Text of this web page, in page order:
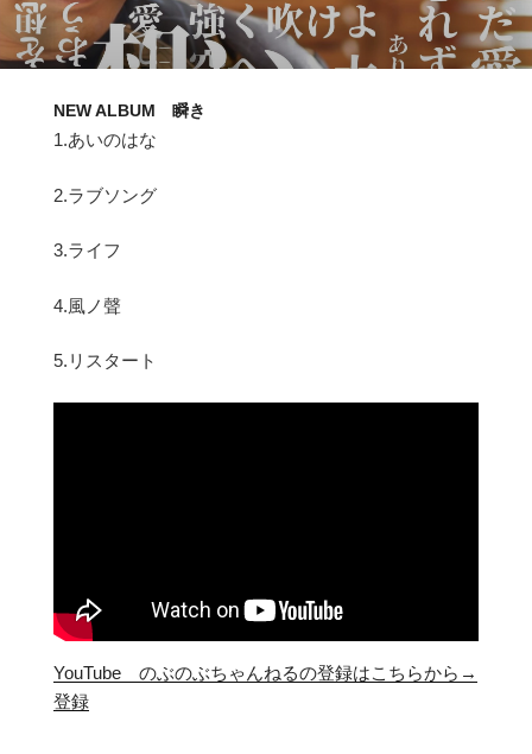
NEW ALBUM 瞬き
1.あいのはな
2.ラブソング
3.ライフ
4.風ノ聲
5.リスタート
YouTube のぶのぶちゃんねるの登録はこちらから→
登録